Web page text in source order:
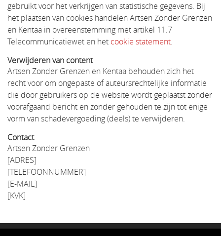
gebruikt voor het verkrijgen van statistische gegevens. Bij
het plaatsen van cookies handelen Artsen Zonder Grenzen
en Kentaa in overeenstemming met artikel 11.7
Telecommunicatiewet en het cookie statement.
Verwijderen van content
Artsen Zonder Grenzen en Kentaa behouden zich het
recht voor om ongepaste of auteursrechtelijke informatie
die door gebruikers op de website wordt geplaatst zonder
voorafgaand bericht en zonder gehouden te zijn tot enige
vorm van schadevergoeding (deels) te verwijderen.
Contact
Artsen Zonder Grenzen
[ADRES]
[TELEFOONNUMMER]
[E-MAIL]
[KVK]